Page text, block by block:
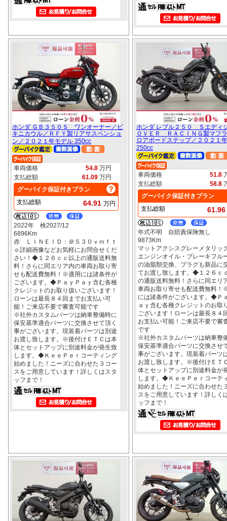
ホンダ ＧＢ３５０Ｓ ワンオーナー／ビ
キニカウル／ＲＦＹ製リアサスペンショ
ン／２０２１年モデル 350cc
車両価格 54.8 万円
支払総額
61.09 万円
グーバイク保証付きプラン
支払総額
64.91 万円
2022年 検2027/12
6896Km
赤 ＬＩＮＥＩＤ：＠５３０ｖｍｆｔ
ｏ詳細画像などお気軽にお問合せくだ
さい！◆１２６ｃｃ以上の通販送料無
料！さらに同エリア内の車両お取り寄
せも配送費無料！※適用には諸条件が
ございます。◆ＰａｙＰａｙ含む各種
クレジットのお取り扱いございます！
ローンは最長８４回までお支払い可
能！ご来店不要で審査可能です
※社外カスタムパーツは納車整備時に
保安基準適合パーツに交換させて頂く
事がございます。現装着パーツは別途
お渡し致します。※後付けＥＴＣは本
体とセットアップに別途料金が発生致
します。◆ＫｅｅＰｅｒコーティング
始めました！ニーズに合わせた３コー
スをご用意しています！詳しくはスタ
ッフまで！
ホンダ レブル２５０ Ｓエデ
ＯＶＥＲ ＲＡＣＩＮＧ製マフ
ロアボードステップ／２０２１
250cc
車両価格 51.8
支払総額
58.8
グーバイク保証付きプラン
支払総額
61.96
年式不明 自賠責保険無し
9873Km
マットアクシスグレーメタリ
エンジンオイル・ブレーキフル
の油脂類交換、プラグも新品に
てお渡し致します。◆１２６ｃ
の通販送料無料！さらに同エリ
車両お取り寄せも配送費無料！
には諸条件がございます。◆Ｐ
ａｙ含む各種クレジットのお取
ございます！ローンは最長８４
お支払い可能！ご来店不要で審
です
※社外カスタムパーツは納車整
保安基準適合パーツに交換させ
事がございます。現装着パーツ
お渡し致します。※後付けＥＴ
体とセットアップに別途料金が
します。◆ＫｅｅＰｅｒコーテ
始めました！ニーズに合わせた
スをご用意しています！詳しく
ッフまで！